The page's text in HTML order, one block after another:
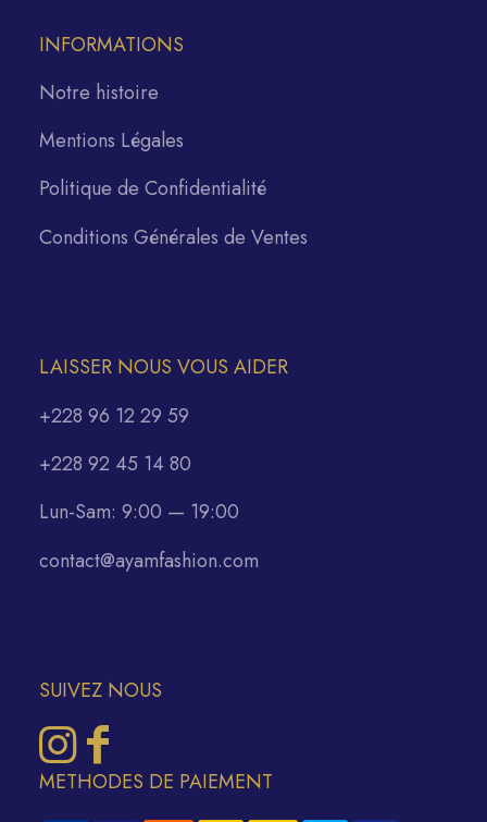
INFORMATIONS
Notre histoire
Mentions Légales
Politique de Confidentialité
Conditions Générales de Ventes
LAISSER NOUS VOUS AIDER
+228 96 12 29 59
+228 92 45 14 80
Lun-Sam: 9:00 — 19:00
contact@ayamfashion.com
SUIVEZ NOUS
METHODES DE PAIEMENT